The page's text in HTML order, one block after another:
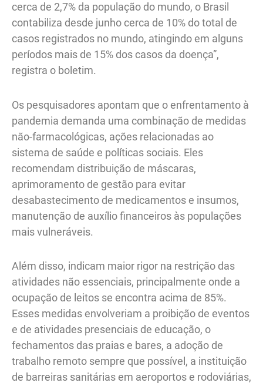
cerca de 2,7% da população do mundo, o Brasil
contabiliza desde junho cerca de 10% do total de
casos registrados no mundo, atingindo em alguns
períodos mais de 15% dos casos da doença”,
registra o boletim.
Os pesquisadores apontam que o enfrentamento à
pandemia demanda uma combinação de medidas
não-farmacológicas, ações relacionadas ao
sistema de saúde e políticas sociais. Eles
recomendam distribuição de máscaras,
aprimoramento de gestão para evitar
desabastecimento de medicamentos e insumos,
manutenção de auxílio financeiros às populações
mais vulneráveis.
Além disso, indicam maior rigor na restrição das
atividades não essenciais, principalmente onde a
ocupação de leitos se encontra acima de 85%.
Esses medidas envolveriam a proibição de eventos
e de atividades presenciais de educação, o
fechamentos das praias e bares, a adoção de
trabalho remoto sempre que possível, a instituição
de barreiras sanitárias em aeroportos e rodoviárias,